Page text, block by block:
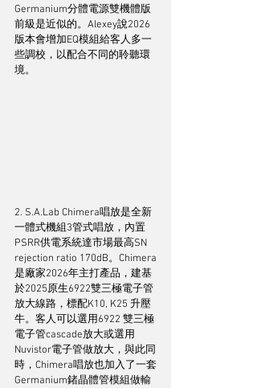
Germanium分體電源雙機體版
前級是近似的。Alexey說2026
版本會增加EQ模組給客人多一
些調校，以配合不同的聆聽環
境。
2. S.A.Lab Chimera唱放是全新
一體式機組3管式唱放，內置
PSRR供電系統達市場最高SN
rejection ratio 170dB。Chimera
是廠家2026年主打產品，建基
於2025原生6922雙三極電子管
放大線路，標配K10, K25 升壓
牛。客人可以選用6922 雙三極
電子管cascade放大或選用
Nuvistor電子管做放大，與此同
時，Chimera唱放也加入了一套
Germanium鍺晶體管模組做輸